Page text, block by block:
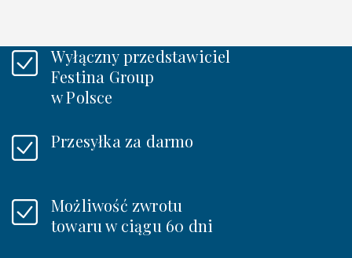
Wyłączny przedstawiciel
Festina Group
w Polsce
Przesyłka za darmo
Możliwość zwrotu
towaru w ciągu 60 dni